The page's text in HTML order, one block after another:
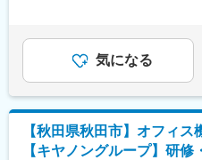
・ネットワーク（ルーター/
（Hyper-/VMware/
・障害対応および原因分析
・ベンダーとの折衝（調整
空間情報技術の国内大手と
用し、防災・インフラ・都
高い技術力と社会貢献性を
◇国内トップクラスの航空測
◇衛星・航空・地上計測を組
◇デジタルツインや3D都市
給あり）賃金はあくまでも
する可能性があります。月
気になる
【秋田県秋田市】オフィ
【キヤノングループ】研修